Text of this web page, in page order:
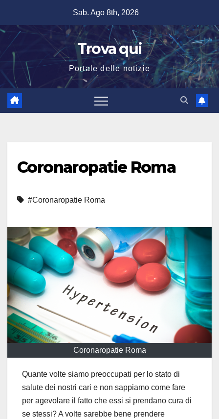
contenuto
Sab. Ago 8th, 2026
Trova qui
Portale delle notizie
Coronaropatie Roma
#Coronaropatie Roma
Coronaropatie Roma
Quante volte siamo preoccupati per lo stato di
salute dei nostri cari e non sappiamo come fare
per agevolare il fatto che essi si prendano cura di
se stessi? A volte sarebbe bene prendere